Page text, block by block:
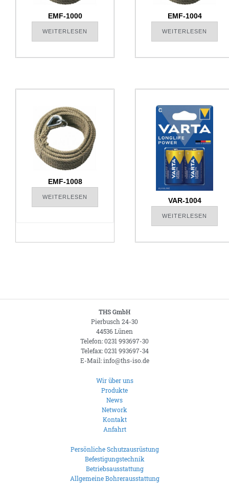
EMF-1000
WEITERLESEN
EMF-1004
WEITERLESEN
EMF-1008
WEITERLESEN VAR-1004
WEITERLESEN
THS GmbH
Pierbusch 24-30
44536 Lünen
Telefon: 0231 993697-30
Telefax: 0231 993697-34
E-Mail: info@ths-iso.de
Wir über uns
Produkte
News
Network
Kontakt
Anfahrt
Persönliche Schutzausrüstung
Befestigungstechnik
Betriebsausstattung
Allgemeine Bohrerausstattung